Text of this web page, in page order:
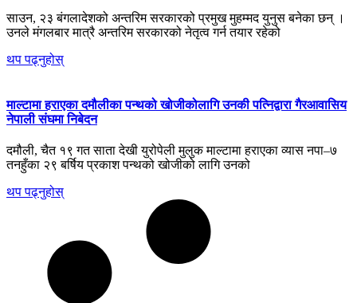
साउन, २३ बंगलादेशको अन्तरिम सरकारको प्रमुख मुहम्मद युनुस बनेका छन् ।
उनले मंगलबार मात्रै अन्तरिम सरकारको नेतृत्व गर्न तयार रहेको
थप पढ्नुहोस्
माल्टामा हराएका दमौलीका पन्थको खोजीकोलागि उनकी पत्निद्वारा गैरआवासिय
नेपाली संघमा निबेदन
दमौली, चैत १९ गत साता देखी युरोपेली मुलुक माल्टामा हराएका व्यास नपा–७
तनहुँका २९ बर्षिय प्रकाश पन्थको खोजीको लागि उनको
थप पढ्नुहोस्